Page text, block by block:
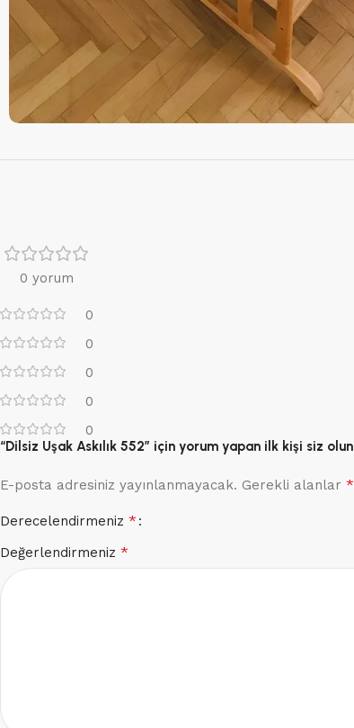
0 yorum
0
0
0
0
0
“Dilsiz Uşak Askılık 552” için yorum yapan ilk kişi siz olun
E-posta adresiniz yayınlanmayacak. Gerekli alanlar *
Derecelendirmeniz *
Değerlendirmeniz *